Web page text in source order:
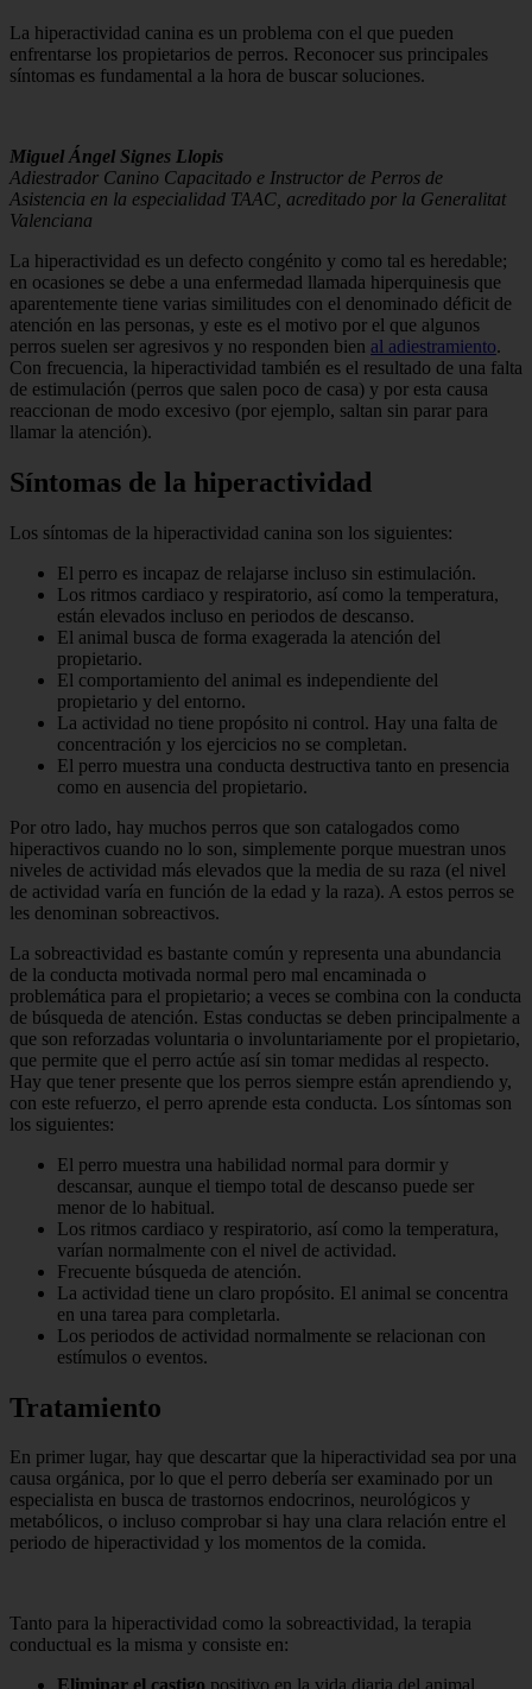
La hiperactividad canina es un problema con el que pueden
enfrentarse los propietarios de perros. Reconocer sus principales
síntomas es fundamental a la hora de buscar soluciones.
Miguel Ángel Signes Llopis
Adiestrador Canino Capacitado e Instructor de Perros de
Asistencia en la especialidad TAAC, acreditado por la Generalitat
Valenciana
La hiperactividad es un defecto congénito y como tal es heredable;
en ocasiones se debe a una enfermedad llamada hiperquinesis que
aparentemente tiene varias similitudes con el denominado déficit de
atención en las personas, y este es el motivo por el que algunos
perros suelen ser agresivos y no responden bien al adiestramiento.
Con frecuencia, la hiperactividad también es el resultado de una falta
de estimulación (perros que salen poco de casa) y por esta causa
reaccionan de modo excesivo (por ejemplo, saltan sin parar para
llamar la atención).
Síntomas de la hiperactividad
Los síntomas de la hiperactividad canina son los siguientes:
El perro es incapaz de relajarse incluso sin estimulación.
Los ritmos cardiaco y respiratorio, así como la temperatura,
están elevados incluso en periodos de descanso.
El animal busca de forma exagerada la atención del
propietario.
El comportamiento del animal es independiente del
propietario y del entorno.
La actividad no tiene propósito ni control. Hay una falta de
concentración y los ejercicios no se completan.
El perro muestra una conducta destructiva tanto en presencia
como en ausencia del propietario.
Por otro lado, hay muchos perros que son catalogados como
hiperactivos cuando no lo son, simplemente porque muestran unos
niveles de actividad más elevados que la media de su raza (el nivel
de actividad varía en función de la edad y la raza). A estos perros se
les denominan sobreactivos.
La sobreactividad es bastante común y representa una abundancia
de la conducta motivada normal pero mal encaminada o
problemática para el propietario; a veces se combina con la conducta
de búsqueda de atención. Estas conductas se deben principalmente a
que son reforzadas voluntaria o involuntariamente por el propietario,
que permite que el perro actúe así sin tomar medidas al respecto.
Hay que tener presente que los perros siempre están aprendiendo y,
con este refuerzo, el perro aprende esta conducta. Los síntomas son
los siguientes:
El perro muestra una habilidad normal para dormir y
descansar, aunque el tiempo total de descanso puede ser
menor de lo habitual.
Los ritmos cardiaco y respiratorio, así como la temperatura,
varían normalmente con el nivel de actividad.
Frecuente búsqueda de atención.
La actividad tiene un claro propósito. El animal se concentra
en una tarea para completarla.
Los periodos de actividad normalmente se relacionan con
estímulos o eventos.
Tratamiento
En primer lugar, hay que descartar que la hiperactividad sea por una
causa orgánica, por lo que el perro debería ser examinado por un
especialista en busca de trastornos endocrinos, neurológicos y
metabólicos, o incluso comprobar si hay una clara relación entre el
periodo de hiperactividad y los momentos de la comida.
Tanto para la hiperactividad como la sobreactividad, la terapia
conductual es la misma y consiste en: